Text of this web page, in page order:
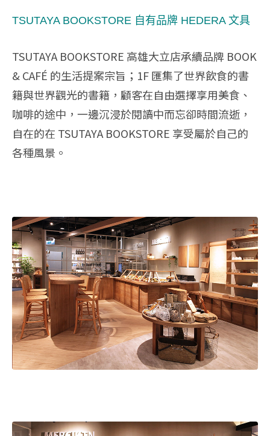
TSUTAYA BOOKSTORE 自有品牌 HEDERA 文具
TSUTAYA BOOKSTORE 高雄大立店承續品牌 BOOK
& CAFÉ 的生活提案宗旨；1F 匯集了世界飲食的書
籍與世界觀光的書籍，顧客在自由選擇享用美食、
咖啡的途中，一邊沉浸於閱讀中而忘卻時間流逝，
自在的在 TSUTAYA BOOKSTORE 享受屬於自己的
各種風景。